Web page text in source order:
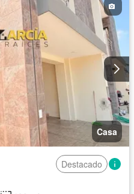
Casa
Destacado